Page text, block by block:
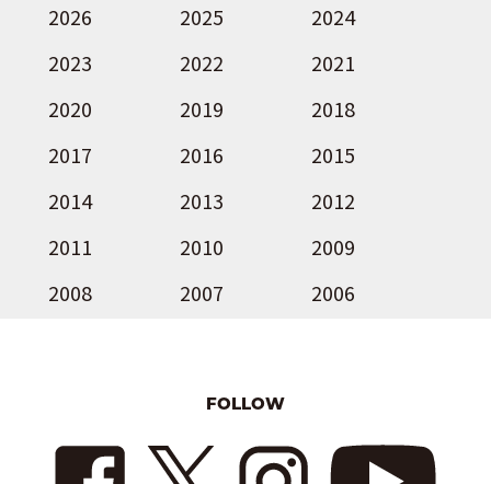
2026 2025
2024
2023
2022
2021
2020
2019
2018
2017
2016
2015
2014
2013
2012
2011
2010
2009
2008
2007 2006
FOLLOW